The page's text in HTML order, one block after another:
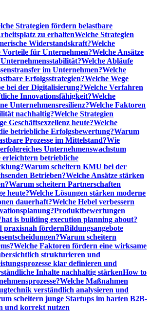
Strategien fördern belastbare
zu erhaltenWelche Strategien
Widerstandskraft?Welche
Vorteile für Unternehmen?Welche Ansätze
Welche Abläufe
im Unternehmen?Welche
Erfolgsstrategien?Welche Wege
bei der Digitalisierung?Welche Verfahren
Innovationsfähigkeit?Welche
Unternehmensresilienz?Welche Faktoren
nachhaltig?Welche Strategien
Geschäftsexzellenz heute?Welche
betriebliche Erfolgsbewertung?Warum
Prozesse im Mittelstand?Wie
Unternehmenswachstum
erleichtern betriebliche
Warum scheitern KMU bei der
Betrieben?Welche Ansätze stärken
Warum scheitern Partnerschaften
heute?Welche Lösungen stärken moderne
dauerhaft?Welche Hebel verbessern
Produktbewertungen
is building execution planning about?
praxisnah fördernBildungsangebote
Warum scheitern
Welche Faktoren fördern eine wirksame
strukturieren und
klar definieren und
Inhalte nachhaltig stärkenHow to
Welche Maßnahmen
verständlich analysieren und
scheitern junge Startups im harten B2B-
und korrekt nutzen